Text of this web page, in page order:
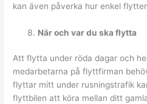
kan även påverka hur enkel
När och var du ska flytta
Att flytta under röda dagar och
medarbetarna på flyttfirman
flyttar mitt under rusningstrafik
flyttbilen att köra mellan ditt